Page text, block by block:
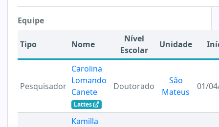
Equipe
Tipo Nome
Nível
Escolar
Unidade
Pesquisador
Carolina
Lomando
Canete
Lattes
Doutorado
São
Mateus
01/
Kamilla